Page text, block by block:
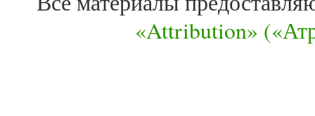
«Attribution»